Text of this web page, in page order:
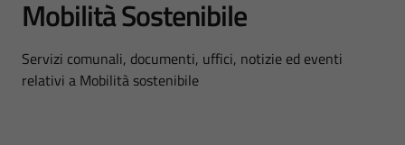
Mobilità Sostenibile
Dettagli dell'argomento
Servizi comunali, documenti, uffici, notizie ed eventi
relativi a Mobilità sostenibile